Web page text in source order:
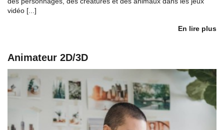
vidéo [...]
En lire plus
Animateur 2D/3D